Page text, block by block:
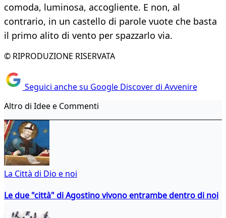
comoda, luminosa, accogliente. E non, al
contrario, in un castello di parole vuote che basta
il primo alito di vento per spazzarlo via.
© RIPRODUZIONE RISERVATA
Seguici anche su Google Discover di Avvenire
Altro di Idee e Commenti
La Città di Dio e noi
Le due "città" di Agostino vivono entrambe dentro di noi